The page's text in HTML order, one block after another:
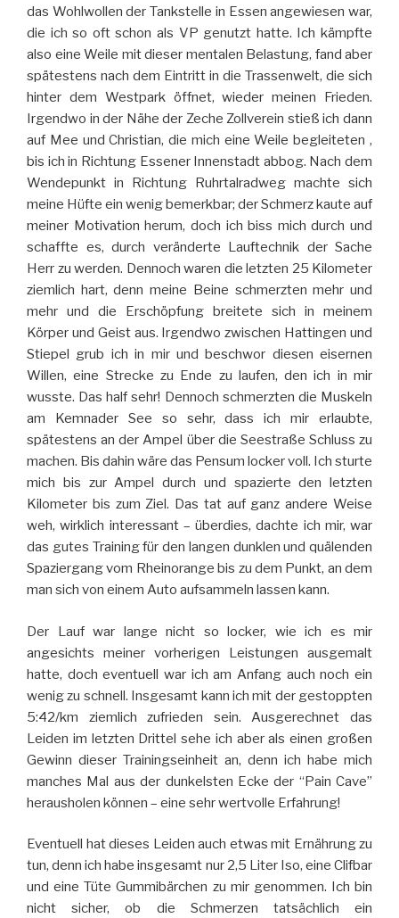
das Wohlwollen der Tankstelle in Essen angewiesen war,
die ich so oft schon als VP genutzt hatte. Ich kämpfte
also eine Weile mit dieser mentalen Belastung, fand aber
spätestens nach dem Eintritt in die Trassenwelt, die sich
hinter dem Westpark öffnet, wieder meinen Frieden.
Irgendwo in der Nähe der Zeche Zollverein stieß ich dann
auf Mee und Christian, die mich eine Weile begleiteten ,
bis ich in Richtung Essener Innenstadt abbog. Nach dem
Wendepunkt in Richtung Ruhrtalradweg machte sich
meine Hüfte ein wenig bemerkbar; der Schmerz kaute auf
meiner Motivation herum, doch ich biss mich durch und
schaffte es, durch veränderte Lauftechnik der Sache
Herr zu werden. Dennoch waren die letzten 25 Kilometer
ziemlich hart, denn meine Beine schmerzten mehr und
mehr und die Erschöpfung breitete sich in meinem
Körper und Geist aus. Irgendwo zwischen Hattingen und
Stiepel grub ich in mir und beschwor diesen eisernen
Willen, eine Strecke zu Ende zu laufen, den ich in mir
wusste. Das half sehr! Dennoch schmerzten die Muskeln
am Kemnader See so sehr, dass ich mir erlaubte,
spätestens an der Ampel über die Seestraße Schluss zu
machen. Bis dahin wäre das Pensum locker voll. Ich sturte
mich bis zur Ampel durch und spazierte den letzten
Kilometer bis zum Ziel. Das tat auf ganz andere Weise
weh, wirklich interessant – überdies, dachte ich mir, war
das gutes Training für den langen dunklen und quälenden
Spaziergang vom Rheinorange bis zu dem Punkt, an dem
man sich von einem Auto aufsammeln lassen kann.
Der Lauf war lange nicht so locker, wie ich es mir
angesichts meiner vorherigen Leistungen ausgemalt
hatte, doch eventuell war ich am Anfang auch noch ein
wenig zu schnell. Insgesamt kann ich mit der gestoppten
5:42/km ziemlich zufrieden sein. Ausgerechnet das
Leiden im letzten Drittel sehe ich aber als einen großen
Gewinn dieser Trainingseinheit an, denn ich habe mich
manches Mal aus der dunkelsten Ecke der “Pain Cave”
herausholen können – eine sehr wertvolle Erfahrung!
Eventuell hat dieses Leiden auch etwas mit Ernährung zu
tun, denn ich habe insgesamt nur 2,5 Liter Iso, eine Clifbar
und eine Tüte Gummibärchen zu mir genommen. Ich bin
nicht sicher, ob die Schmerzen tatsächlich ein